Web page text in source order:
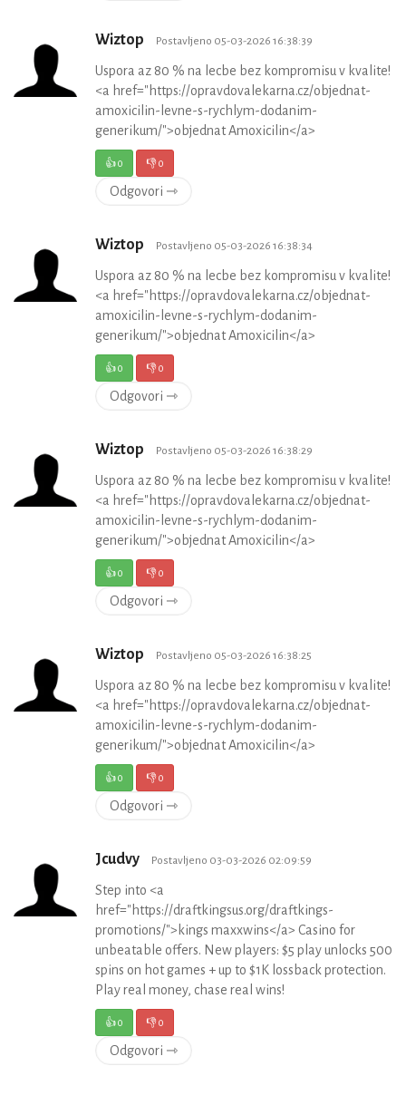
Wiztop Postavljeno 05-03-2026 16:38:39
Uspora az 80 % na lecbe bez kompromisu v kvalite!
<a href="https://opravdovalekarna.cz/objednat-
amoxicilin-levne-s-rychlym-dodanim-
generikum/">objednat Amoxicilin</a>
👍0 👎0
Odgovori ⇾
Wiztop Postavljeno 05-03-2026 16:38:34
Uspora az 80 % na lecbe bez kompromisu v kvalite!
<a href="https://opravdovalekarna.cz/objednat-
amoxicilin-levne-s-rychlym-dodanim-
generikum/">objednat Amoxicilin</a>
👍0 👎0
Odgovori ⇾
Wiztop Postavljeno 05-03-2026 16:38:29
Uspora az 80 % na lecbe bez kompromisu v kvalite!
<a href="https://opravdovalekarna.cz/objednat-
amoxicilin-levne-s-rychlym-dodanim-
generikum/">objednat Amoxicilin</a>
👍0 👎0
Odgovori ⇾
Wiztop Postavljeno 05-03-2026 16:38:25
Uspora az 80 % na lecbe bez kompromisu v kvalite!
<a href="https://opravdovalekarna.cz/objednat-
amoxicilin-levne-s-rychlym-dodanim-
generikum/">objednat Amoxicilin</a>
👍0 👎0
Odgovori ⇾
Jcudvy Postavljeno 03-03-2026 02:09:59
Step into <a
href="https://draftkingsus.org/draftkings-
promotions/">kings maxxwins</a> Casino for
unbeatable offers. New players: $5 play unlocks 500
spins on hot games + up to $1K lossback protection.
Play real money, chase real wins!
👍0 👎0
Odgovori ⇾